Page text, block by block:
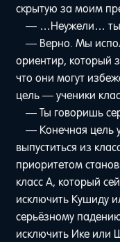
скрытую за моим
— …Неужели… ты
— Верно. Мы
ориентир, который
что они могут
цель — ученики
— Ты говоришь
— Конечная цель
выпуститься из
приоритетом
класс A, который
исключить Кушиду
серьёзному
исключить Ике или